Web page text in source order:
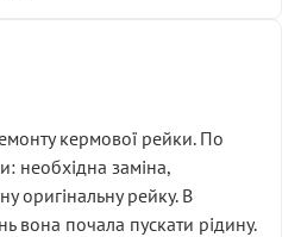
кермової рейки. По
необхідна заміна,
оригінальну рейку. В
вона почала пускати рідину.